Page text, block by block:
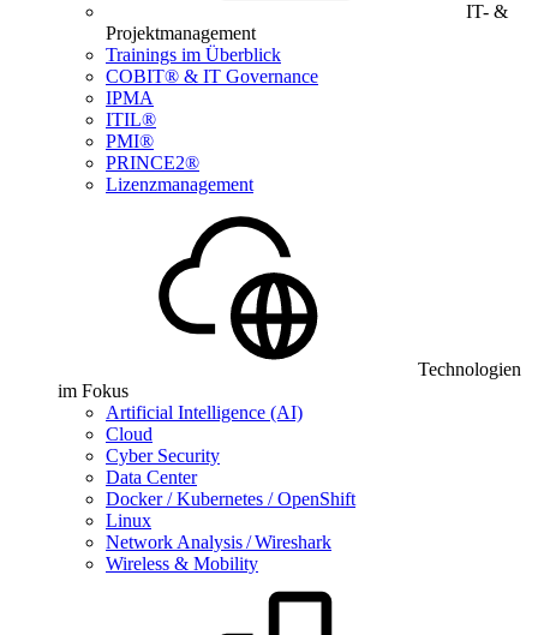
IT- &
Projektmanagement
Trainings im Überblick
COBIT® & IT Governance
IPMA
ITIL®
PMI®
PRINCE2®
Lizenzmanagement
Technologien
im Fokus
Artificial Intelligence (AI)
Cloud
Cyber Security
Data Center
Docker / Kubernetes / OpenShift
Linux
Network Analysis / Wireshark
Wireless & Mobility